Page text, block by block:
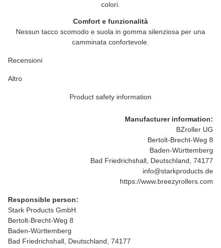
colori.
Comfort e funzionalità
Nessun tacco scomodo e suola in gomma silenziosa per una
camminata confortevole.
Recensioni
Altro
Product safety information
Manufacturer information:
BZroller UG
Bertolt-Brecht-Weg 8
Baden-Württemberg
Bad Friedrichshall, Deutschland, 74177
info@starkproducts.de
https://www.breezyrollers.com
Responsible person:
Stark Products GmbH
Bertolt-Brecht-Weg 8
Baden-Württemberg
Bad Friedrichshall, Deutschland, 74177